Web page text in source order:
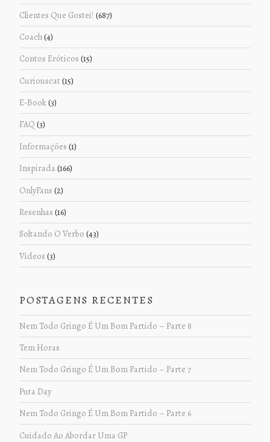
Clientes Que Gostei! (687)
Coach(4)
Contos Eróticos (15)
Curiouscat (15)
E-Book(3)
FAQ (3)
Informações (1)
Inspirada (166)
OnlyFans (2)
Resenhas (16)
Soltando O Verbo (43)
Vídeos (3)
POSTAGENS RECENTES
Nem Todo Gringo É Um Bom Partido – Parte 8
Tem Horas
Nem Todo Gringo É Um Bom Partido – Parte 7
Puta Day
Nem Todo Gringo É Um Bom Partido – Parte 6
Cuidado Ao Abordar Uma GP